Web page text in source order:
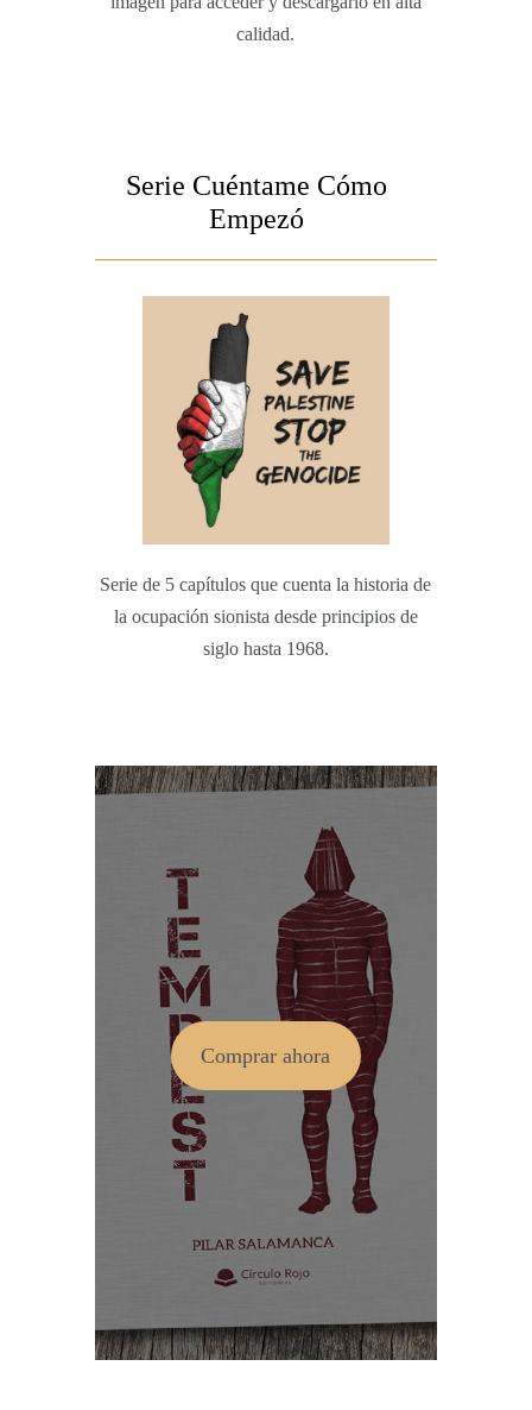
calidad.
Serie Cuéntame Cómo
Empezó
Serie de 5 capítulos que cuenta la historia de
la ocupación sionista desde principios de
siglo hasta 1968.
Comprar ahora